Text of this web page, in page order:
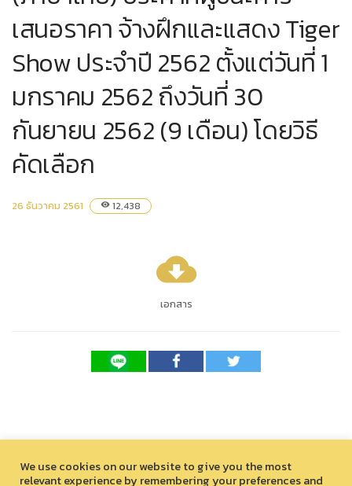
เสนอราคา จ้างฝึกและแสดง Tiger
Show ประจำปี 2562 ตั้งแต่วันที่ 1
มกราคม 2562 ถึงวันที่ 30
กันยายน 2562 (9 เดือน) โดยวิธี
คัดเลือก
26 ธันวาคม 2561 visibility 12,438
cloud_download
เอกสาร
We use cookies on our website to give you the most
relevant experience by remembering your preferences and